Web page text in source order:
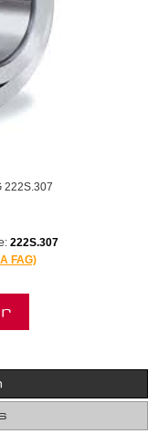
222S.307
222S.307
FAG)